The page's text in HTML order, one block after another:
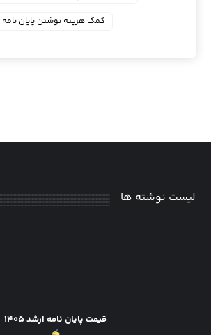
کمک هزینه نوشتن پایان نامه
لیست نوشته ها
قیمت پایان نامه ارشد ۱۴۰۵